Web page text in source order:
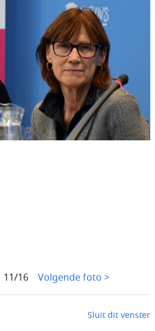
11/16 Volgende foto >
Sluit dit venster